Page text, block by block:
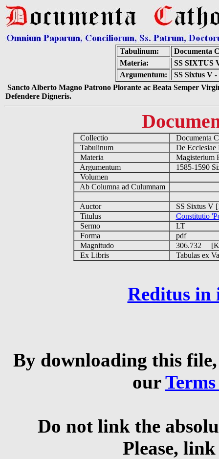
Tabulinum:
Documenta
Materia:
SS SIXTUS
Argumentum:
SS Sixtus V
Sancto Alberto Magno Patrono Plorante ac Beata Semper
Defendere Digneris.
Collectio
Documenta
Tabulinum
De
Materia
Magisterium
Argumentum
1585-1590
Volumen
Ab Columna ad Culumnam
Auctor
SS Sixtus V
Titulus
Constitutio
Sermo
LT
Forma
pdf
Magnitudo
306.732
Ex Libris
Tabulas ex
Reditus in
By downloading this
our
Do not link the
Please,